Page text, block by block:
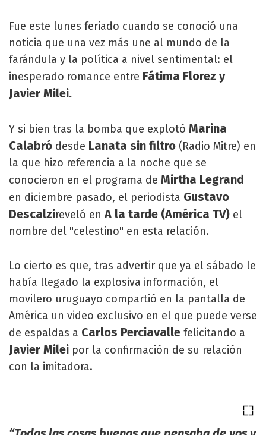
Fue este lunes feriado cuando se conoció una
noticia que una vez más une al mundo de la
farándula y la política a nivel sentimental: el
inesperado romance entre Fátima Florez y
Javier Milei.
Y si bien tras la bomba que explotó Marina
Calabró desde Lanata sin filtro (Radio Mitre) en
la que hizo referencia a la noche que se
conocieron en el programa de Mirtha Legrand
en diciembre pasado, el periodista Gustavo
Descalzireveló enA la tarde (América TV) el
nombre del "celestino" en esta relación.
Lo cierto es que, tras advertir que ya el sábado le
había llegado la explosiva información, el
movilero uruguayo compartió en la pantalla de
América un video exclusivo en el que puede verse
de espaldas a Carlos Perciavalle felicitando a
Javier Milei por la confirmación de su relación
con la imitadora.